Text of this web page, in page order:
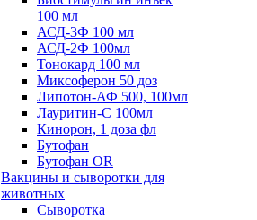
100 мл
АСД-3Ф 100 мл
АСД-2Ф 100мл
Тонокард 100 мл
Миксоферон 50 доз
Липотон-АФ 500, 100мл
Лауритин-С 100мл
Кинорон, 1 доза фл
Бутофан
Бутофан OR
Вакцины и сыворотки для
животных
Сыворотка